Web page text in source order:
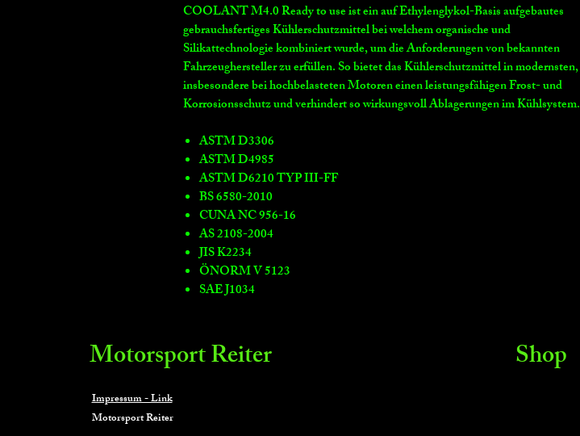
COOLANT M4.0 Ready to use ist ein auf Ethylenglykol-Basis aufgebautes
gebrauchsfertiges Kühlerschutzmittel bei welchem organische und
Silikattechnologie kombiniert wurde, um die Anforderungen von bekannten
Fahrzeughersteller zu erfüllen. So bietet das Kühlerschutzmittel in modernsten,
insbesondere bei hochbelasteten Motoren einen leistungsfähigen Frost- und
Korrosionsschutz und verhindert so wirkungsvoll Ablagerungen im Kühlsystem.
ASTM D3306
ASTM D4985
ASTM D6210 TYP III-FF
BS 6580-2010
CUNA NC 956-16
AS 2108-2004
JIS K2234
ÖNORM V 5123
SAE J1034
Motorsport Reiter
Impressum - Link
Motorsport Reiter
Shop